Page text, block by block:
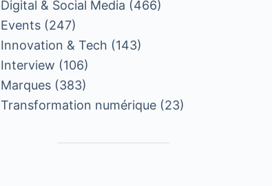
Digital & Social Media (466)
Events (247)
Innovation & Tech (143)
Interview (106)
Marques (383)
Transformation numérique (23)